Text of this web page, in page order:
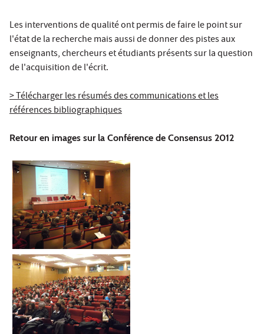
Les interventions de qualité ont permis de faire le point sur
l'état de la recherche mais aussi de donner des pistes aux
enseignants, chercheurs et étudiants présents sur la question
de l'acquisition de l'écrit.
> Télécharger les résumés des communications et les
références bibliographiques
Retour en images sur la Conférence de Consensus 2012